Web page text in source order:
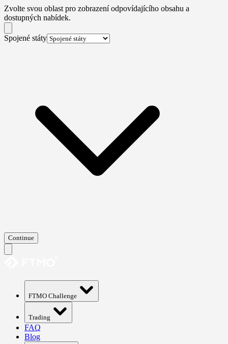
Zvolte svou oblast pro zobrazení odpovídajícího obsahu a
dostupných nabídek.
Spojené státy
Continue
FTMO Challenge
Trading
FAQ
Blog